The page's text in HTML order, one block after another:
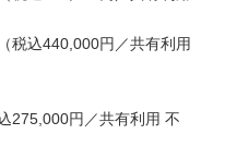
（税込440,000円／共有利用
込275,000円／共有利用 不